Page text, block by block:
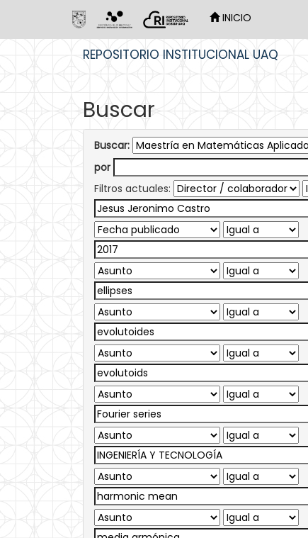
INICIO
REPOSITORIO INSTITUCIONAL UAQ
Buscar
Buscar:
por
Filtros actuales: